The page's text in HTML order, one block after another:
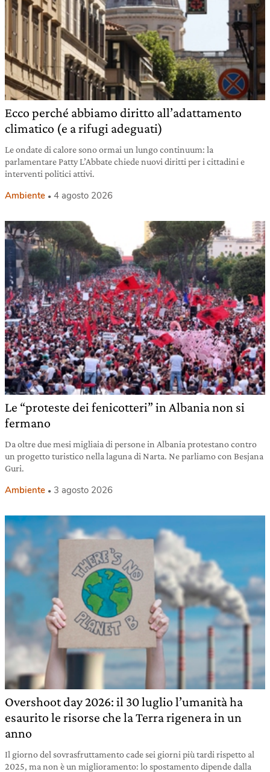
Ecco perché abbiamo diritto all’adattamento
climatico (e a rifugi adeguati)
Le ondate di calore sono ormai un lungo continuum: la
parlamentare Patty L’Abbate chiede nuovi diritti per i cittadini e
interventi politici attivi.
Ambiente 4 agosto 2026
Le “proteste dei fenicotteri” in Albania non si
fermano
Da oltre due mesi migliaia di persone in Albania protestano contro
un progetto turistico nella laguna di Narta. Ne parliamo con Besjana
Guri.
Ambiente 3 agosto 2026
Overshoot day 2026: il 30 luglio l’umanità ha
esaurito le risorse che la Terra rigenera in un
anno
Il giorno del sovrasfruttamento cade sei giorni più tardi rispetto al
2025, ma non è un miglioramento: lo spostamento dipende dalla